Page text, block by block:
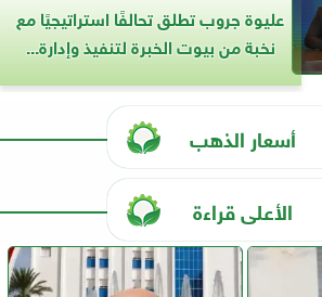
عليوة جروب تطلق تحالفًا استراتيجيًا مع
نخبة من بيوت الخبرة لتنفيذ وإدارة...
أسعار الذهب
الأعلى قراءة